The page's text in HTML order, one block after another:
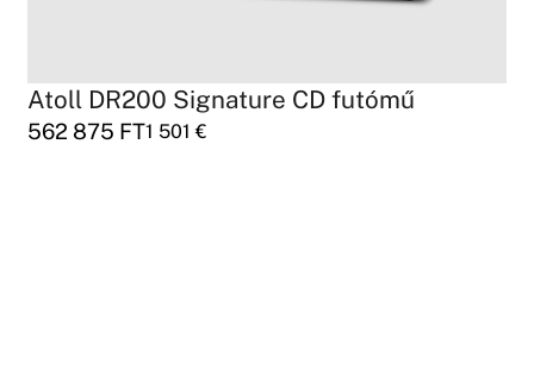
Atoll DR200 Signature CD futómű
562 875 FT1 501€